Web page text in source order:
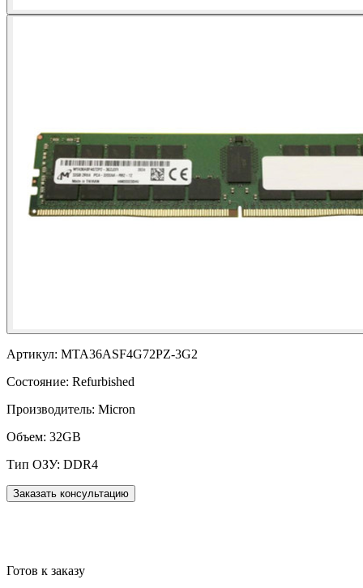
Артикул: MTA36ASF4G72PZ-3G2
Состояние: Refurbished
Производитель: Micron
Объем: 32GB
Тип ОЗУ: DDR4
Заказать консультацию
Готов к заказу